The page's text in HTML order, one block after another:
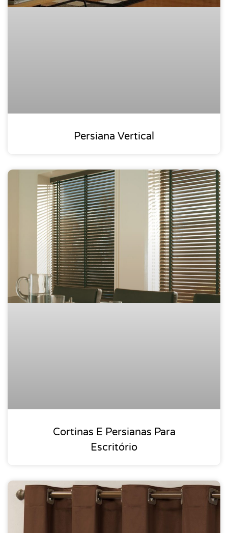
Persiana Vertical
Cortinas E Persianas Para
Escritório